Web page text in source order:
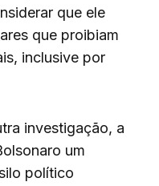
que ele
que proibiam
inclusive por
investigação, a
um
político